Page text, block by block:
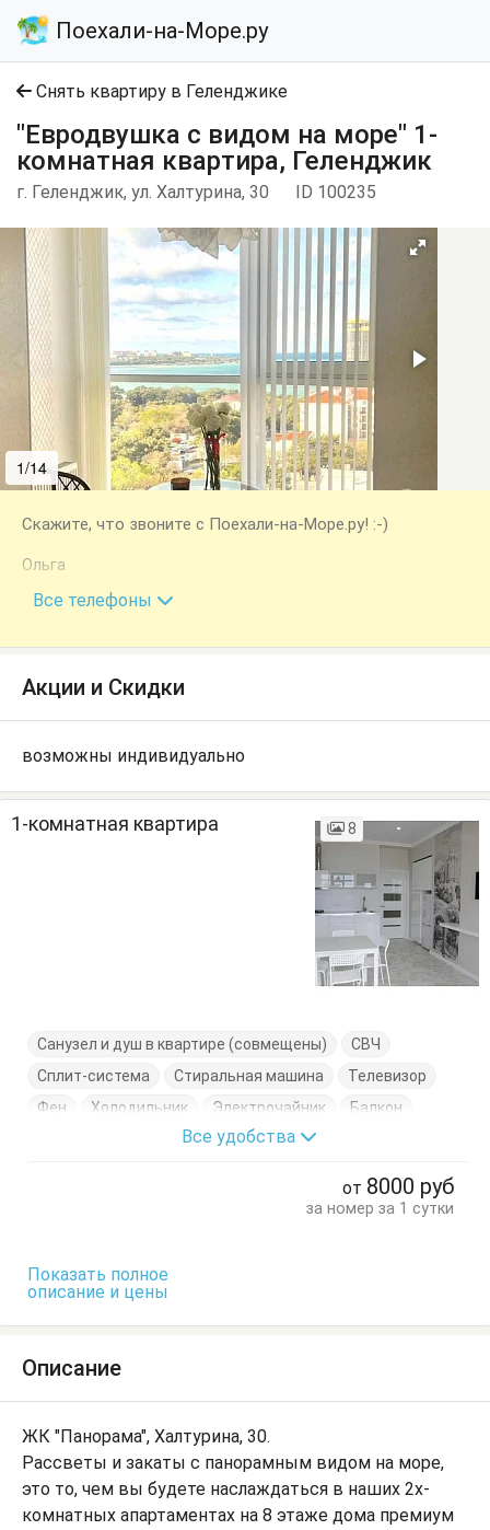
Поехали-на-Море.ру
Снять квартиру в Геленджике
"Евродвушка с видом на море" 1-
комнатная квартира, Геленджик
г. Геленджик, ул. Халтурина, 30 ID 100235
1/14
Скажите, что звоните с Поехали-на-Море.ру! :-)
Ольга
+7 (964) 892-79-19
Все телефоны
Акции и Скидки
возможны индивидуально
1-комнатная квартира 8
Санузел и душ в квартире (совмещены)
СВЧ
Сплит-система
Стиральная машина
Телевизор
Фен
Холодильник Электрочайник
Балкон
Журнальный столик
Стулья
Все удобства
от 8000 руб
за номер за 1 сутки
Показать полное
описание и цены
Описание
ЖК "Панорама", Халтурина, 30.
Рассветы и закаты с панорамным видом на море,
это то, чем вы будете наслаждаться в наших 2х-
комнатных апартаментах на 8 этаже дома премиум